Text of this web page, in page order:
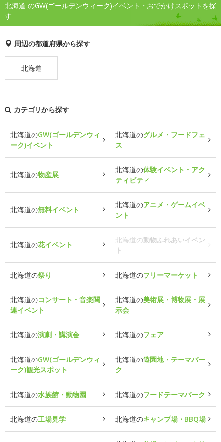
北海道 のGW(ゴールデンウィーク)イベント・おでかけスポットを探
す
周辺の都道府県から探す
北海道
カテゴリから探す
北海道のGW(ゴールデンウィ
ーク)イベント
北海道のグルメ・フードフェ
ス
北海道の物産展
北海道の体験イベント・アク
ティビティ
北海道の無料イベント
北海道のアニメ・ゲームイベ
ント
北海道の花イベント
北海道の動物ふれあいイベン
ト
北海道の祭り 北海道のフリーマーケット
北海道のコンサート・音楽関
連イベント
北海道の美術展・博物展・展
示会
北海道の演劇・講演会 北海道のフェア
北海道のGW(ゴールデンウィ
ーク)観光スポット
北海道の遊園地・テーマパー
ク
北海道の水族館・動物園 北海道のフードテーマパーク
北海道の工場見学 北海道のキャンプ場・BBQ場